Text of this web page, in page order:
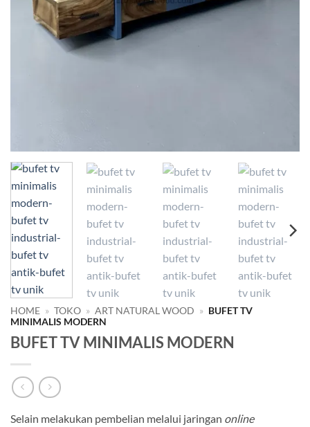
HOME » TOKO » ART NATURAL WOOD » BUFET TV
MINIMALIS MODERN
BUFET TV MINIMALIS MODERN
Selain melakukan pembelian melalui jaringan online